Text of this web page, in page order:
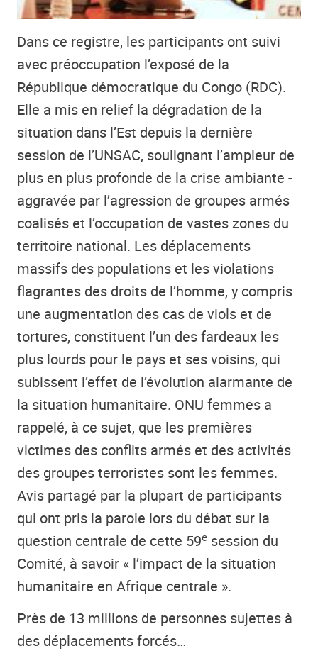
Dans ce registre, les participants ont suivi
avec préoccupation l’exposé de la
République démocratique du Congo (RDC).
Elle a mis en relief la dégradation de la
situation dans l’Est depuis la dernière
session de l’UNSAC, soulignant l’ampleur de
plus en plus profonde de la crise ambiante -
aggravée par l’agression de groupes armés
coalisés et l’occupation de vastes zones du
territoire national. Les déplacements
massifs des populations et les violations
flagrantes des droits de l’homme, y compris
une augmentation des cas de viols et de
tortures, constituent l’un des fardeaux les
plus lourds pour le pays et ses voisins, qui
subissent l’effet de l’évolution alarmante de
la situation humanitaire. ONU femmes a
rappelé, à ce sujet, que les premières
victimes des conflits armés et des activités
des groupes terroristes sont les femmes.
Avis partagé par la plupart de participants
qui ont pris la parole lors du débat sur la
question centrale de cette 59e session du
Comité, à savoir « l’impact de la situation
humanitaire en Afrique centrale ».
Près de 13 millions de personnes sujettes à
des déplacements forcés…